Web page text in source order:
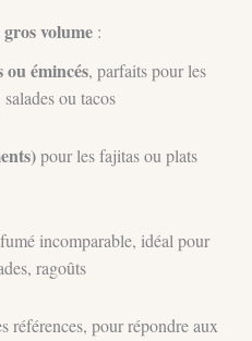
volume :
ou émincés, parfaits pour les
ou tacos
pour les fajitas ou plats
incomparable, idéal pour
ragoûts
références, pour répondre aux